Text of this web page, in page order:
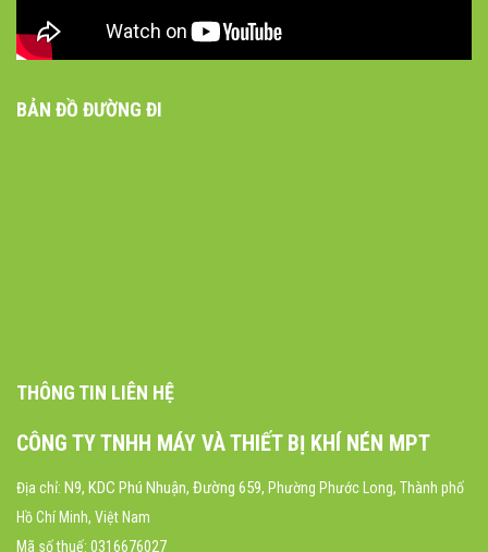
BẢN ĐỒ ĐƯỜNG ĐI
THÔNG TIN LIÊN HỆ
CÔNG TY TNHH MÁY VÀ THIẾT BỊ KHÍ NÉN MPT
Địa chỉ: N9, KDC Phú Nhuận, Đường 659, Phường Phước Long, Thành phố
Hồ Chí Minh, Việt Nam
Mã số thuế: 0316676027